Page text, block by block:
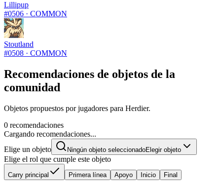
Lillipup
#0506 · COMMON
Stoutland
#0508 · COMMON
Recomendaciones de objetos de la
comunidad
Objetos propuestos por jugadores para Herdier.
0 recomendaciones
Cargando recomendaciones...
Elige un objeto
Ningún objeto seleccionadoElegir objeto
Elige el rol que cumple este objeto
Carry principal Primera línea Apoyo Inicio Final